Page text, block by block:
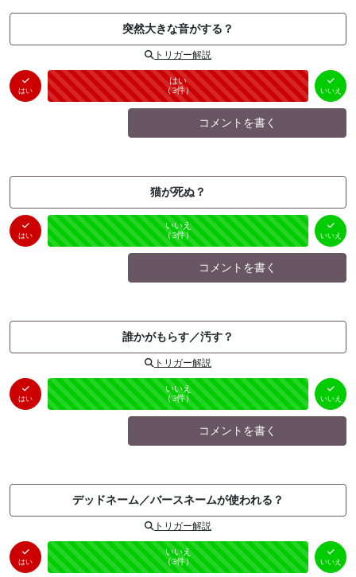
突然大きな音がする？
トリガー解説
はい
はい
（3件） 未投票
いいえ
（ 0件）
いいえ
コメントを書く
猫が死ぬ？
はい
はい
（0件）
未投票
いいえ
（3件） いいえ
コメントを書く
誰かがもらす／汚す？
トリガー解説
はい
はい
（0件）
未投票
いいえ
（3件） いいえ
コメントを書く
デッドネーム／バースネームが使われる？
トリガー解説
はい
はい
（0件）
未投票
いいえ
（3件） いいえ